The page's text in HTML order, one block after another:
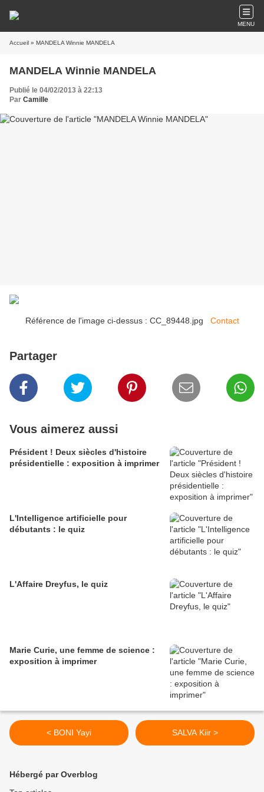
MENU
Accueil » MANDELA Winnie MANDELA
MANDELA Winnie MANDELA
Publié le 04/02/2013 à 22:13
Par Camille
Référence de l'image ci-dessus : CC_89448.jpg Contact
Partager
Vous aimerez aussi
Président ! Deux siècles d'histoire
présidentielle : exposition à imprimer
L'Intelligence artificielle pour
débutants : le quiz
L'Affaire Dreyfus, le quiz
Marie Curie, une femme de science :
exposition à imprimer
< BONI Yayi SALVA Kiir >
Hébergé par Overblog